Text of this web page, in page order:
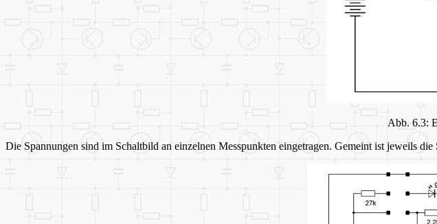
Abb. 6.3:
Die Spannungen sind im Schaltbild an einzelnen Messpunkten eingetragen. Gemeint ist jeweils